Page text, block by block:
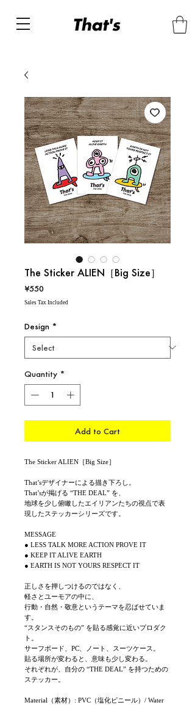
The Sticker ALIEN［Big Size］
¥550Price
Sales Tax Included
Design *
Quantity *
Add to Cart
The Sticker ALIEN［Big Size］
That’sデザイナーによる描き下ろし。
That’sが掲げる “THE DEAL” を、
地球を少し俯瞰したエイリアンたちの視点で表
現したステッカーシリーズです。
MESSAGE
● LESS TALK MORE ACTION PROVE IT
● KEEP IT ALIVE EARTH
● EARTH IS NOT YOURS RESPECT IT
正しさを押しつけるのではなく、
軽さとユーモアの中に、
行動・自然・敬意というテーマを忍ばせていま
す。
“スタンスそのもの” を貼る感覚に近いプロダク
ト。
サーフボード、PC、ノート、スーツケース。
貼る場所が変わると、意味も少し変わる。
それぞれが、自分の “THE DEAL” を持つための
ステッカー。
Material（素材）: PVC（塩化ビニール）/ Water